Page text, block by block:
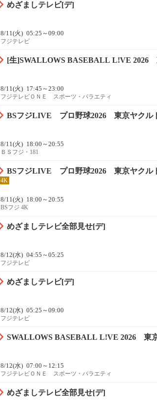
めざましテレビ[デ]
8/11(火) 05:25～09:00
フジテレビ
[生]SWALLOWS BASEBALL L!VE 2026
8/11(火) 17:45～23:00
フジテレビＯＮＥ スポーツ・バラエティ
BSフジLIVE プロ野球2026 東京ヤクル
8/11(火) 18:00～20:55
ＢＳフジ・181
BSフジLIVE プロ野球2026 東京ヤクル
4K
8/11(火) 18:00～20:55
BSフジ 4K
めざましテレビ全部見せ[デ]
8/12(水) 04:55～05:25
フジテレビ
めざましテレビ[デ]
8/12(水) 05:25～09:00
フジテレビ
SWALLOWS BASEBALL L!VE 2026 東
8/12(水) 07:00～12:15
フジテレビＯＮＥ スポーツ・バラエティ
めざましテレビ全部見せ[デ]